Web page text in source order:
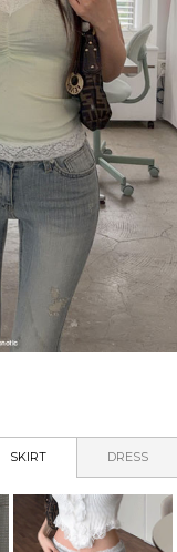
SKIRT DRESS